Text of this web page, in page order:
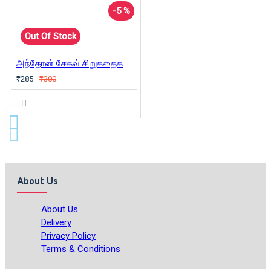
-5 %
Out Of Stock
அந்தோன் சேகவ் சிறுகதைகளும் குறுநாவல்களும்
₹285 ₹300
About Us
About Us
Delivery
Privacy Policy
Terms & Conditions